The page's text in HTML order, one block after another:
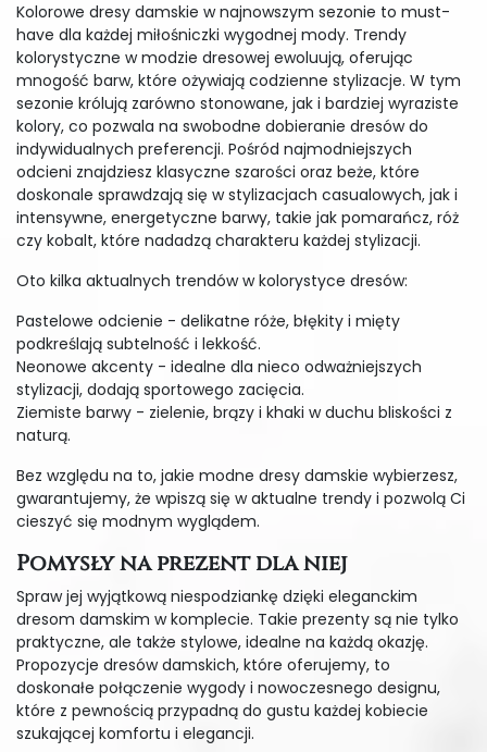
Kolorowe dresy damskie w najnowszym sezonie to must-
have dla każdej miłośniczki wygodnej mody. Trendy
kolorystyczne w modzie dresowej ewoluują, oferując
mnogość barw, które ożywiają codzienne stylizacje. W tym
sezonie królują zarówno stonowane, jak i bardziej wyraziste
kolory, co pozwala na swobodne dobieranie dresów do
indywidualnych preferencji. Pośród najmodniejszych
odcieni znajdziesz klasyczne szarości oraz beże, które
doskonale sprawdzają się w stylizacjach casualowych, jak i
intensywne, energetyczne barwy, takie jak pomarańcz, róż
czy kobalt, które nadadzą charakteru każdej stylizacji.
Oto kilka aktualnych trendów w kolorystyce dresów:
Pastelowe odcienie - delikatne róże, błękity i mięty
podkreślają subtelność i lekkość.
Neonowe akcenty - idealne dla nieco odważniejszych
stylizacji, dodają sportowego zacięcia.
Ziemiste barwy - zielenie, brązy i khaki w duchu bliskości z
naturą.
Bez względu na to, jakie modne dresy damskie wybierzesz,
gwarantujemy, że wpiszą się w aktualne trendy i pozwolą Ci
cieszyć się modnym wyglądem.
Pomysły na prezent dla niej
Spraw jej wyjątkową niespodziankę dzięki eleganckim
dresom damskim w komplecie. Takie prezenty są nie tylko
praktyczne, ale także stylowe, idealne na każdą okazję.
Propozycje dresów damskich, które oferujemy, to
doskonałe połączenie wygody i nowoczesnego designu,
które z pewnością przypadną do gustu każdej kobiecie
szukającej komfortu i elegancji.